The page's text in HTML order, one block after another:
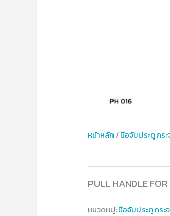
หน้าหลัก /มือจับประตู กระ
PULL HANDLE
หมวดหมู่:มือจับประตู กระ